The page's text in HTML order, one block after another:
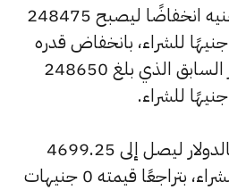
وشهد سعر الأونصة بالجنيه انخفاضًا ليصبح 248475
جنيهًا للبيع و247050 جنيهًا للشراء، بانخفاض قدره
180 جنيهات عن السعر السابق الذي بلغ 248650
وانخفض سعر الأونصة بالدولار ليصل إلى 4699.25
جنيهًا للبيع و0 جنيهًا للشراء، بتراجعًا قيمته 0 جنيهات